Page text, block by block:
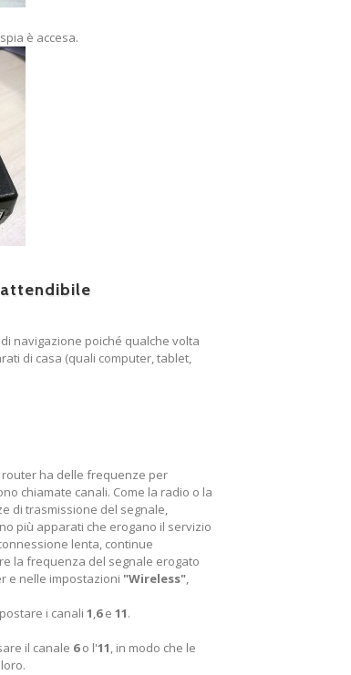
è accesa.
navigazione poiché qualche volta
di casa (quali computer, tablet,
router ha delle frequenze per
chiamate canali. Come la radio o la
di trasmissione del segnale,
più apparati che erogano il servizio
lenta, continue
la frequenza del segnale erogato
e nelle impostazioni "Wireless",
i canali 1,6e 11.
il canale 6o l'11, in modo che le